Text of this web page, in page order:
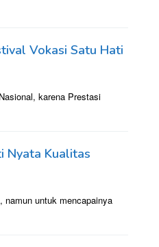
Vokasi Satu Hati
karena Prestasi
Nyata Kualitas
namun untuk mencapainya